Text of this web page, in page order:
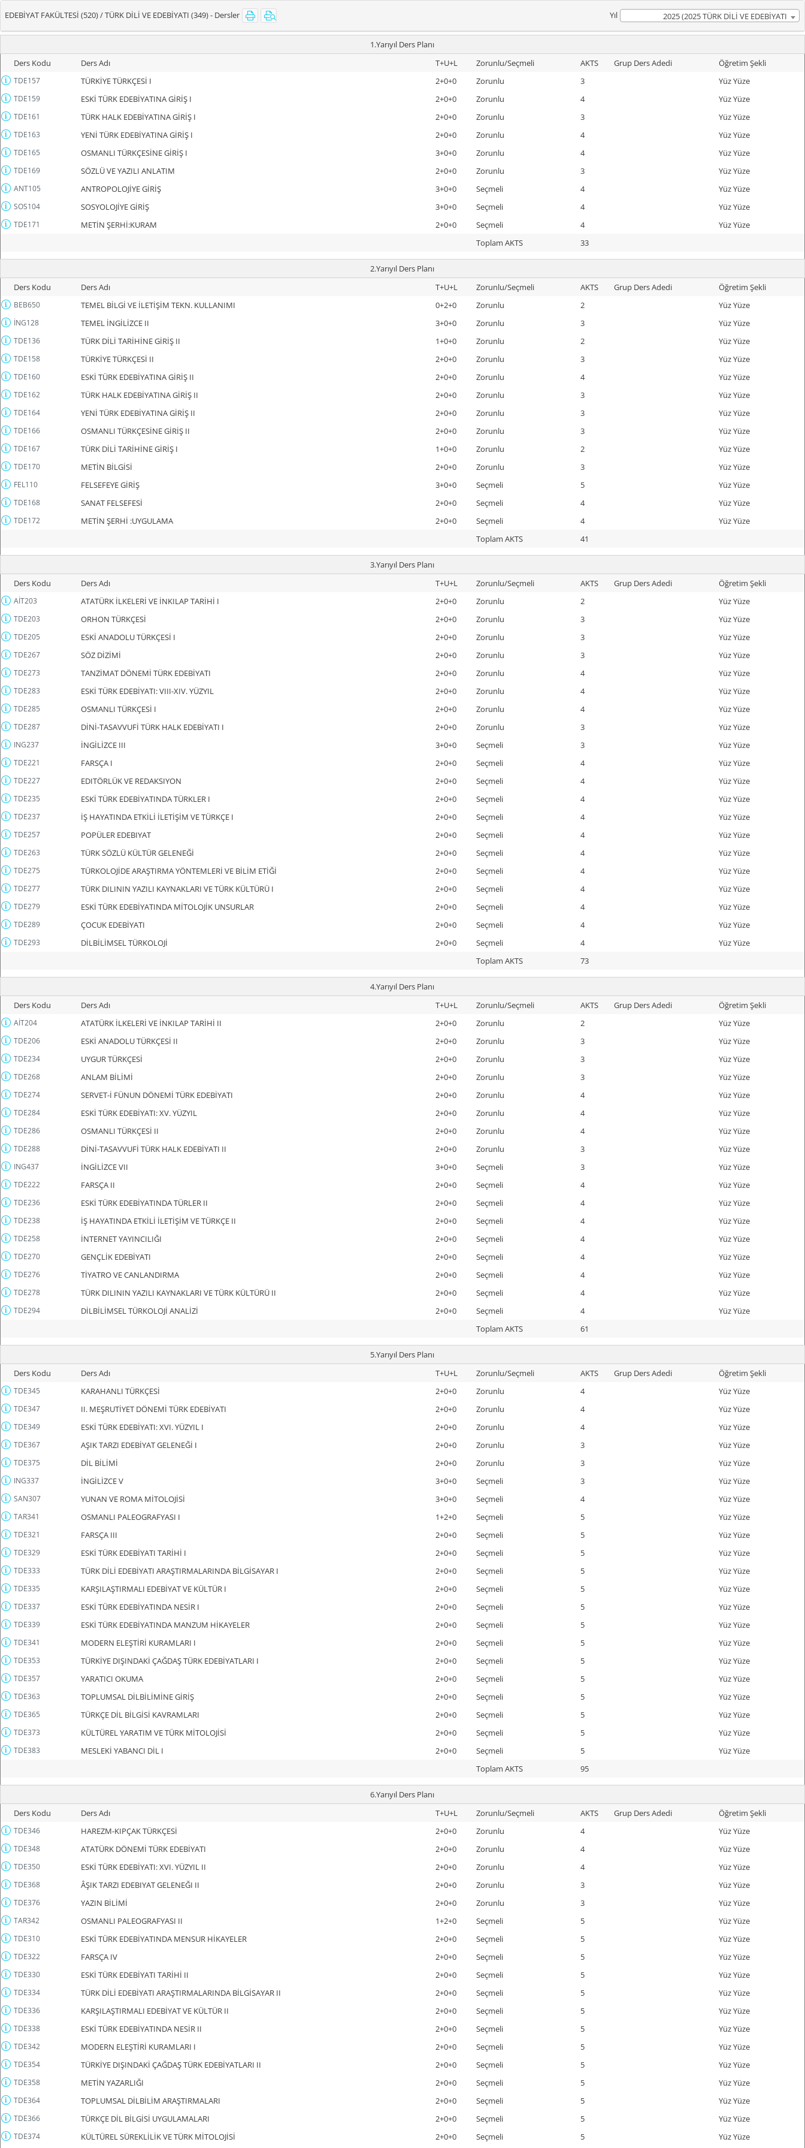
EDEBİYAT FAKÜLTESİ (520) / TÜRK DİLİ VE EDEBİYATI (349) - Dersler Yıl
2025 (2025 TÜRK DİLİ VE EDEBİYATI
Müfredatı)
1.Yarıyıl Ders Planı
Ders Kodu
Ders Adı T+U+L Zorunlu/Seçmeli AKTS Grup Ders Adedi Öğretim Şekli
TDE157 TÜRKİYE TÜRKÇESİ I 2+0+0 Zorunlu 3 Yüz Yüze
TDE159 ESKİ TÜRK EDEBİYATINA GİRİŞ I 2+0+0 Zorunlu 4 Yüz Yüze
TDE161 TÜRK HALK EDEBİYATINA GİRİŞ I 2+0+0 Zorunlu 3 Yüz Yüze
TDE163 YENİ TÜRK EDEBİYATINA GİRİŞ I 2+0+0 Zorunlu 4 Yüz Yüze
TDE165 OSMANLI TÜRKÇESİNE GİRİŞ I 3+0+0 Zorunlu 4 Yüz Yüze
TDE169 SÖZLÜ VE YAZILI ANLATIM 2+0+0 Zorunlu 3 Yüz Yüze
ANT105 ANTROPOLOJİYE GİRİŞ 3+0+0 Seçmeli 4 Yüz Yüze
SOS104 SOSYOLOJİYE GİRİŞ 3+0+0 Seçmeli 4 Yüz Yüze
TDE171 METİN ŞERHİ:KURAM 2+0+0 Seçmeli 4
Yüz Yüze
Toplam AKTS
33
2.Yarıyıl Ders Planı
Ders Kodu
Ders Adı T+U+L Zorunlu/Seçmeli AKTS Grup Ders Adedi Öğretim Şekli
BEB650 TEMEL BİLGİ VE İLETİŞİM TEKN. KULLANIMI 0+2+0 Zorunlu 2 Yüz Yüze
İNG128 TEMEL İNGİLİZCE II 3+0+0 Zorunlu 3 Yüz Yüze
TDE136 TÜRK DİLİ TARİHİNE GİRİŞ II 1+0+0 Zorunlu 2 Yüz Yüze
TDE158 TÜRKİYE TÜRKÇESİ II 2+0+0 Zorunlu 3 Yüz Yüze
TDE160 ESKİ TÜRK EDEBİYATINA GİRİŞ II 2+0+0 Zorunlu 4 Yüz Yüze
TDE162 TÜRK HALK EDEBİYATINA GİRİŞ II 2+0+0 Zorunlu 3 Yüz Yüze
TDE164 YENİ TÜRK EDEBİYATINA GİRİŞ II 2+0+0 Zorunlu 3 Yüz Yüze
TDE166 OSMANLI TÜRKÇESİNE GİRİŞ II 2+0+0 Zorunlu 3 Yüz Yüze
TDE167 TÜRK DİLİ TARİHİNE GİRİŞ I 1+0+0 Zorunlu 2 Yüz Yüze
TDE170 METİN BİLGİSİ 2+0+0 Zorunlu 3 Yüz Yüze
FEL110 FELSEFEYE GİRİŞ 3+0+0 Seçmeli 5 Yüz Yüze
TDE168 SANAT FELSEFESİ 2+0+0 Seçmeli 4 Yüz Yüze
TDE172 METİN ŞERHİ :UYGULAMA 2+0+0 Seçmeli 4
Yüz Yüze
Toplam AKTS
41
3.Yarıyıl Ders Planı
Ders Kodu
Ders Adı T+U+L Zorunlu/Seçmeli AKTS Grup Ders Adedi Öğretim Şekli
AİT203 ATATÜRK İLKELERİ VE İNKILAP TARİHİ I 2+0+0 Zorunlu 2 Yüz Yüze
TDE203 ORHON TÜRKÇESİ 2+0+0 Zorunlu 3 Yüz Yüze
TDE205 ESKİ ANADOLU TÜRKÇESİ I 2+0+0 Zorunlu 3 Yüz Yüze
TDE267 SÖZ DİZİMİ 2+0+0 Zorunlu 3 Yüz Yüze
TDE273 TANZİMAT DÖNEMİ TÜRK EDEBİYATI 2+0+0 Zorunlu 4 Yüz Yüze
TDE283 ESKİ TÜRK EDEBİYATI: VIII-XIV. YÜZYIL 2+0+0 Zorunlu 4 Yüz Yüze
TDE285 OSMANLI TÜRKÇESİ I 2+0+0 Zorunlu 4 Yüz Yüze
TDE287 DİNİ-TASAVVUFİ TÜRK HALK EDEBİYATI I 2+0+0 Zorunlu 3 Yüz Yüze
ING237 İNGİLİZCE III 3+0+0 Seçmeli 3 Yüz Yüze
TDE221 FARSÇA I 2+0+0 Seçmeli 4 Yüz Yüze
TDE227 EDITÖRLÜK VE REDAKSIYON 2+0+0 Seçmeli 4 Yüz Yüze
TDE235 ESKİ TÜRK EDEBİYATINDA TÜRKLER I 2+0+0 Seçmeli 4 Yüz Yüze
TDE237 İŞ HAYATINDA ETKİLİ İLETİŞİM VE TÜRKÇE I 2+0+0 Seçmeli 4 Yüz Yüze
TDE257 POPÜLER EDEBIYAT 2+0+0 Seçmeli 4 Yüz Yüze
TDE263 TÜRK SÖZLÜ KÜLTÜR GELENEĞİ 2+0+0 Seçmeli 4 Yüz Yüze
TDE275 TÜRKOLOJİDE ARAŞTIRMA YÖNTEMLERİ VE BİLİM ETİĞİ 2+0+0 Seçmeli 4 Yüz Yüze
TDE277 TÜRK DILININ YAZILI KAYNAKLARI VE TÜRK KÜLTÜRÜ I 2+0+0 Seçmeli 4 Yüz Yüze
TDE279 ESKİ TÜRK EDEBİYATINDA MİTOLOJİK UNSURLAR 2+0+0 Seçmeli 4 Yüz Yüze
TDE289 ÇOCUK EDEBİYATI 2+0+0 Seçmeli 4 Yüz Yüze
TDE293 DİLBİLİMSEL TÜRKOLOJİ 2+0+0 Seçmeli 4
Yüz Yüze
Toplam AKTS
73
4.Yarıyıl Ders Planı
Ders Kodu
Ders Adı T+U+L Zorunlu/Seçmeli AKTS Grup Ders Adedi Öğretim Şekli
AİT204 ATATÜRK İLKELERİ VE İNKILAP TARİHİ II 2+0+0 Zorunlu 2 Yüz Yüze
TDE206 ESKİ ANADOLU TÜRKÇESİ II 2+0+0 Zorunlu 3 Yüz Yüze
TDE234 UYGUR TÜRKÇESİ 2+0+0 Zorunlu 3 Yüz Yüze
TDE268 ANLAM BİLİMİ 2+0+0 Zorunlu 3 Yüz Yüze
TDE274 SERVET-İ FÜNUN DÖNEMİ TÜRK EDEBİYATI 2+0+0 Zorunlu 4 Yüz Yüze
TDE284 ESKİ TÜRK EDEBİYATI: XV. YÜZYIL 2+0+0 Zorunlu 4 Yüz Yüze
TDE286 OSMANLI TÜRKÇESİ II 2+0+0 Zorunlu 4 Yüz Yüze
TDE288 DİNİ-TASAVVUFİ TÜRK HALK EDEBİYATI II 2+0+0 Zorunlu 3 Yüz Yüze
ING437 İNGİLİZCE VII 3+0+0 Seçmeli 3 Yüz Yüze
TDE222 FARSÇA II 2+0+0 Seçmeli 4 Yüz Yüze
TDE236 ESKİ TÜRK EDEBİYATINDA TÜRLER II 2+0+0 Seçmeli 4 Yüz Yüze
TDE238 İŞ HAYATINDA ETKİLİ İLETİŞİM VE TÜRKÇE II 2+0+0 Seçmeli 4 Yüz Yüze
TDE258 İNTERNET YAYINCILIĞI 2+0+0 Seçmeli 4 Yüz Yüze
TDE270 GENÇLİK EDEBİYATI 2+0+0 Seçmeli 4 Yüz Yüze
TDE276 TİYATRO VE CANLANDIRMA 2+0+0 Seçmeli 4 Yüz Yüze
TDE278 TÜRK DILININ YAZILI KAYNAKLARI VE TÜRK KÜLTÜRÜ II 2+0+0 Seçmeli 4 Yüz Yüze
TDE294 DİLBİLİMSEL TÜRKOLOJİ ANALİZİ 2+0+0 Seçmeli 4
Yüz Yüze
Toplam AKTS
61
5.Yarıyıl Ders Planı
Ders Kodu
Ders Adı T+U+L Zorunlu/Seçmeli AKTS Grup Ders Adedi Öğretim Şekli
TDE345 KARAHANLI TÜRKÇESİ 2+0+0 Zorunlu 4 Yüz Yüze
TDE347 II. MEŞRUTİYET DÖNEMİ TÜRK EDEBİYATI 2+0+0 Zorunlu 4 Yüz Yüze
TDE349 ESKİ TÜRK EDEBİYATI: XVI. YÜZYIL I 2+0+0 Zorunlu 4 Yüz Yüze
TDE367 AŞIK TARZI EDEBİYAT GELENEĞİ I 2+0+0 Zorunlu 3 Yüz Yüze
TDE375 DİL BİLİMİ 2+0+0 Zorunlu 3 Yüz Yüze
ING337 İNGİLİZCE V 3+0+0 Seçmeli 3 Yüz Yüze
SAN307 YUNAN VE ROMA MİTOLOJİSİ 3+0+0 Seçmeli 4 Yüz Yüze
TAR341 OSMANLI PALEOGRAFYASI I 1+2+0 Seçmeli 5 Yüz Yüze
TDE321 FARSÇA III 2+0+0 Seçmeli 5 Yüz Yüze
TDE329 ESKİ TÜRK EDEBİYATI TARİHİ I 2+0+0 Seçmeli 5 Yüz Yüze
TDE333 TÜRK DİLİ EDEBİYATI ARAŞTIRMALARINDA BİLGİSAYAR I 2+0+0 Seçmeli 5 Yüz Yüze
TDE335 KARŞILAŞTIRMALI EDEBİYAT VE KÜLTÜR I 2+0+0 Seçmeli 5 Yüz Yüze
TDE337 ESKİ TÜRK EDEBİYATINDA NESİR I 2+0+0 Seçmeli 5 Yüz Yüze
TDE339 ESKİ TÜRK EDEBİYATINDA MANZUM HİKAYELER 2+0+0 Seçmeli 5 Yüz Yüze
TDE341 MODERN ELEŞTİRİ KURAMLARI I 2+0+0 Seçmeli 5 Yüz Yüze
TDE353 TÜRKİYE DIŞINDAKİ ÇAĞDAŞ TÜRK EDEBİYATLARI I 2+0+0 Seçmeli 5 Yüz Yüze
TDE357 YARATICI OKUMA 2+0+0 Seçmeli 5 Yüz Yüze
TDE363 TOPLUMSAL DİLBİLİMİNE GİRİŞ 2+0+0 Seçmeli 5 Yüz Yüze
TDE365 TÜRKÇE DİL BİLGİSİ KAVRAMLARI 2+0+0 Seçmeli 5 Yüz Yüze
TDE373 KÜLTÜREL YARATIM VE TÜRK MİTOLOJİSİ 2+0+0 Seçmeli 5 Yüz Yüze
TDE383 MESLEKİ YABANCI DİL I 2+0+0 Seçmeli 5
Yüz Yüze
Toplam AKTS
95
6.Yarıyıl Ders Planı
Ders Kodu
Ders Adı T+U+L Zorunlu/Seçmeli AKTS Grup Ders Adedi Öğretim Şekli
TDE346 HAREZM-KIPÇAK TÜRKÇESİ 2+0+0 Zorunlu 4 Yüz Yüze
TDE348 ATATÜRK DÖNEMİ TÜRK EDEBİYATI 2+0+0 Zorunlu 4 Yüz Yüze
TDE350 ESKİ TÜRK EDEBİYATI: XVI. YÜZYIL II 2+0+0 Zorunlu 4 Yüz Yüze
TDE368 ÂŞIK TARZI EDEBIYAT GELENEĞI II 2+0+0 Zorunlu 3 Yüz Yüze
TDE376 YAZIN BİLİMİ 2+0+0 Zorunlu 3 Yüz Yüze
TAR342 OSMANLI PALEOGRAFYASI II 1+2+0 Seçmeli 5 Yüz Yüze
TDE310 ESKİ TÜRK EDEBİYATINDA MENSUR HİKAYELER 2+0+0 Seçmeli 5 Yüz Yüze
TDE322 FARSÇA IV 2+0+0 Seçmeli 5 Yüz Yüze
TDE330 ESKİ TÜRK EDEBİYATI TARİHİ II 2+0+0 Seçmeli 5 Yüz Yüze
TDE334 TÜRK DİLİ EDEBİYATI ARAŞTIRMALARINDA BİLGİSAYAR II 2+0+0 Seçmeli 5 Yüz Yüze
TDE336 KARŞILAŞTIRMALI EDEBİYAT VE KÜLTÜR II 2+0+0 Seçmeli 5 Yüz Yüze
TDE338 ESKİ TÜRK EDEBİYATINDA NESİR II 2+0+0 Seçmeli 5 Yüz Yüze
TDE342 MODERN ELEŞTİRİ KURAMLARI I 2+0+0 Seçmeli 5 Yüz Yüze
TDE354 TÜRKİYE DIŞINDAKİ ÇAĞDAŞ TÜRK EDEBİYATLARI II 2+0+0 Seçmeli 5 Yüz Yüze
TDE358 METİN YAZARLIĞI 2+0+0 Seçmeli 5 Yüz Yüze
TDE364 TOPLUMSAL DİLBİLİM ARAŞTIRMALARI 2+0+0 Seçmeli 5 Yüz Yüze
TDE366 TÜRKÇE DİL BİLGİSİ UYGULAMALARI 2+0+0 Seçmeli 5 Yüz Yüze
TDE374 KÜLTÜREL SÜREKLİLİK VE TÜRK MİTOLOJİSİ 2+0+0 Seçmeli 5 Yüz Yüze